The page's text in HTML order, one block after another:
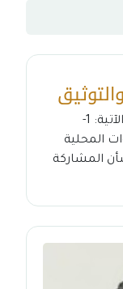
تتولى ممارسة المهام والاختصاصات الآتية: 1-
المحلية
المشاركة